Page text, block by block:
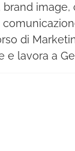
di
e lavora a